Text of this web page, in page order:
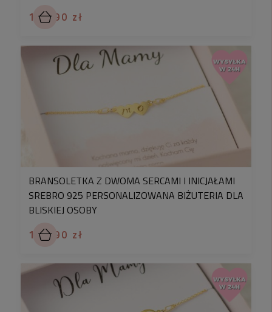
Styl i komfort
Polska jakość
Pudełko prezentowe
gwarancję jakości wyrobów
199,90 zł
BRANSOLETKA Z DWOMA SERCAMI I INICJAŁAMI
SREBRO 925 PERSONALIZOWANA BIŻUTERIA DLA
BLISKIEJ OSOBY
169,90 zł